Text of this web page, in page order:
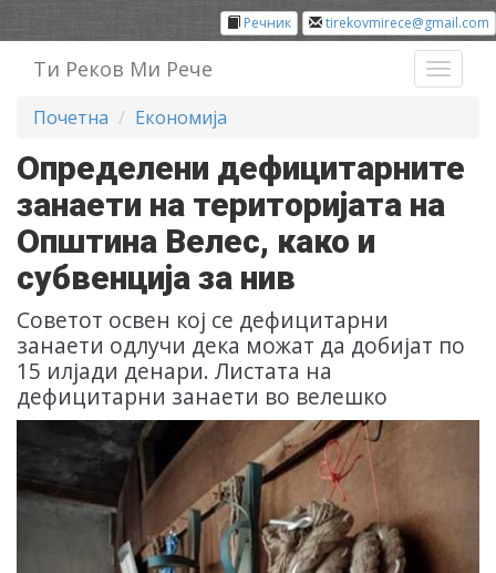
tirekovmirece@gmail.com
Речник
Toggle
Ти Реков Ми Рече
Почетна Економија
Определени дефицитарните
занаети на територијата на
Општина Велес, како и
субвенција за нив
Советот освен кој се дефицитарни
занаети одлучи дека можат да добијат по
15 илјади денари. Листата на
дефицитарни занаети во велешко